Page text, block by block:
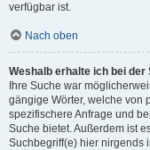
verfügbar ist.
Nach oben
Weshalb erhalte ich bei
Ihre Suche war
gängige Wörter, welche von
spezifischere Anfrage und
Suche bietet. Außerdem ist
Suchbegriff(e) hier nirgends